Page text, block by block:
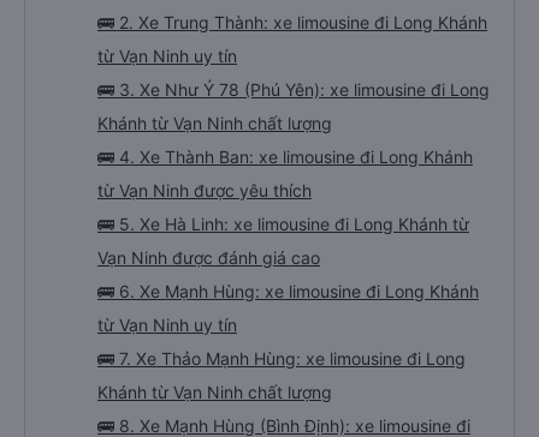
🚌 2. Xe Trung Thành: xe limousine đi Long Khánh
từ Vạn Ninh uy tín
🚌 3. Xe Như Ý 78 (Phú Yên): xe limousine đi Long
Khánh từ Vạn Ninh chất lượng
🚌 4. Xe Thành Ban: xe limousine đi Long Khánh
từ Vạn Ninh được yêu thích
🚌 5. Xe Hà Linh: xe limousine đi Long Khánh từ
Vạn Ninh được đánh giá cao
🚌 6. Xe Mạnh Hùng: xe limousine đi Long Khánh
từ Vạn Ninh uy tín
🚌 7. Xe Thảo Mạnh Hùng: xe limousine đi Long
Khánh từ Vạn Ninh chất lượng
🚌 8. Xe Mạnh Hùng (Bình Định): xe limousine đi